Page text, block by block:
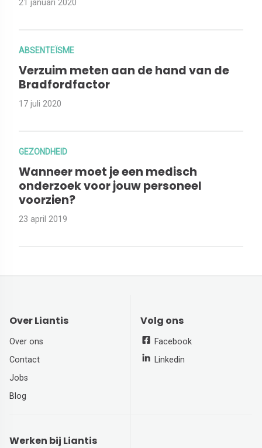
21 januari 2020
ABSENTEÏSME
Verzuim meten aan de hand van de
Bradfordfactor
17 juli 2020
GEZONDHEID
Wanneer moet je een medisch
onderzoek voor jouw personeel
voorzien?
23 april 2019
Over Liantis
Over ons
Contact
Jobs
Blog
Volg ons
Facebook
Linkedin
Werken bij Liantis